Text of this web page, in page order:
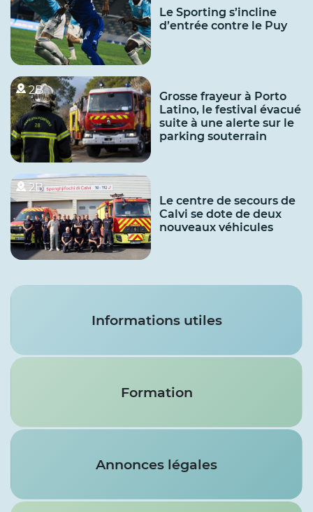
Le Sporting s’incline
d’entrée contre le Puy
2B
Grosse frayeur à Porto
Latino, le festival évacué
suite à une alerte sur le
parking souterrain
2B
Le centre de secours de
Calvi se dote de deux
nouveaux véhicules
Services
Informations utiles
Formation
Annonces légales